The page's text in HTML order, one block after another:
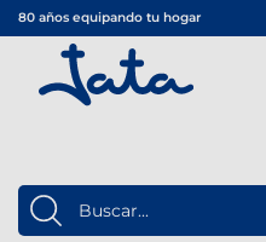
80 años equipando tu hogar